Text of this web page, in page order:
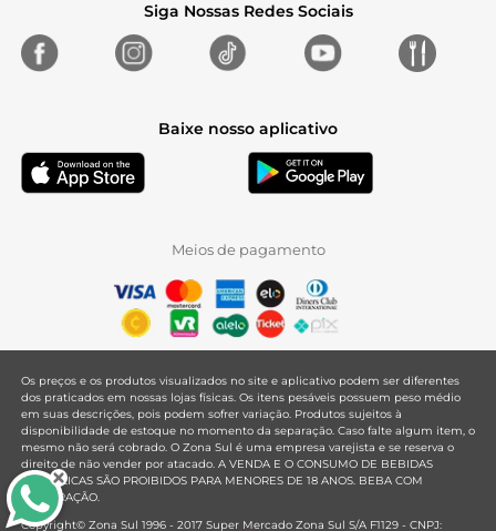
Siga Nossas Redes Sociais
Baixe nosso aplicativo
Meios de pagamento
Os preços e os produtos visualizados no site e aplicativo podem ser diferentes
dos praticados em nossas lojas físicas. Os itens pesáveis possuem peso médio
em suas descrições, pois podem sofrer variação. Produtos sujeitos à
disponibilidade de estoque no momento da separação. Caso falte algum item, o
mesmo não será cobrado. O Zona Sul é uma empresa varejista e se reserva o
direito de não vender por atacado. A VENDA E O CONSUMO DE BEBIDAS
ALCOÓLICAS SÃO PROIBIDOS PARA MENORES DE 18 ANOS. BEBA COM
MODERAÇÃO.
Copyright© Zona Sul 1996 - 2017 Super Mercado Zona Sul S/A F1129 - CNPJ: